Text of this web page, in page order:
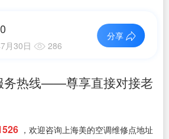
月30日 286
分享
务热线——尊享直接对接老
，欢迎咨询上海美的空调维修点地址